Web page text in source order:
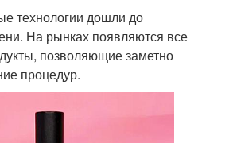
технологии дошли до
На рынках появляются все
позволяющие заметно
процедур.